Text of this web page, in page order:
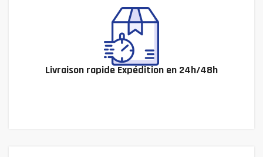
Livraison rapide Expédition en 24h/48h